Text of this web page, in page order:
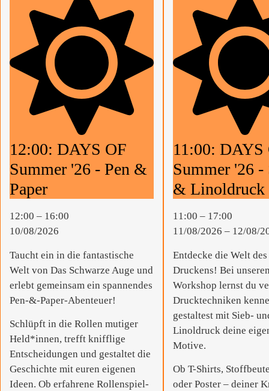
12:00: DAYS OF
Summer '26 - Pen &
Paper
12:00 – 16:00
10/08/2026
Taucht ein in die fantastische
Welt von Das Schwarze Auge und
erlebt gemeinsam ein spannendes
Pen-&-Paper-Abenteuer!
Schlüpft in die Rollen mutiger
Held*innen, trefft knifflige
Entscheidungen und gestaltet die
Geschichte mit euren eigenen
Ideen. Ob erfahrene Rollenspiel-
11:00: DAYS
Summer '26 -
& Linoldruck
11:00 – 17:00
11/08/2026 – 12/08/
Entdecke die Welt
Druckens! Bei
Workshop lernst du
Drucktechniken
gestaltest mit Sieb-
Linoldruck deine
Motive.
Ob T-Shirts,
oder Poster – deiner